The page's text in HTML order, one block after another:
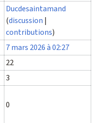
Ducdesaintamand
(discussion |
contributions)
7 mars 2026 à 02:27
22
3
0